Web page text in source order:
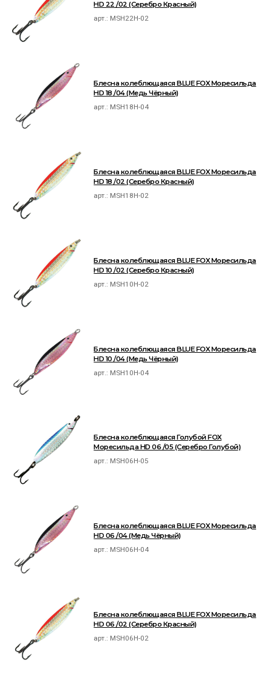
HD 22 /02 (Серебро Красный)
арт.: MSH22H-02
Блесна колеблющаяся BLUE FOX Моресильда
HD 18 /04 (Медь Чёрный)
арт.: MSH18H-04
Блесна колеблющаяся BLUE FOX Моресильда
HD 18 /02 (Серебро Красный)
арт.: MSH18H-02
Блесна колеблющаяся BLUE FOX Моресильда
HD 10 /02 (Серебро Красный)
арт.: MSH10H-02
Блесна колеблющаяся BLUE FOX Моресильда
HD 10 /04 (Медь Чёрный)
арт.: MSH10H-04
Блесна колеблющаяся Голубой FOX
Моресильда HD 06 /05 (Серебро Голубой)
арт.: MSH06H-05
Блесна колеблющаяся BLUE FOX Моресильда
HD 06 /04 (Медь Чёрный)
арт.: MSH06H-04
Блесна колеблющаяся BLUE FOX Моресильда
HD 06 /02 (Серебро Красный)
арт.: MSH06H-02